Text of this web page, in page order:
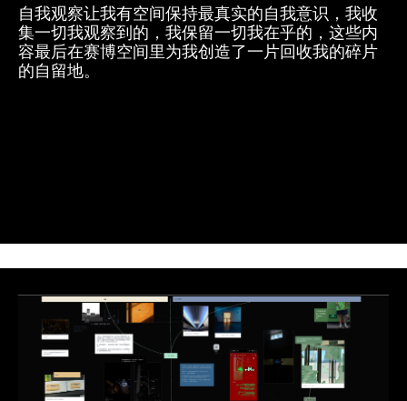
自我观察让我有空间保持最真实的自我意识，我收
集一切我观察到的，我保留一切我在乎的，这些内
容最后在赛博空间里为我创造了一片回收我的碎片
的自留地。